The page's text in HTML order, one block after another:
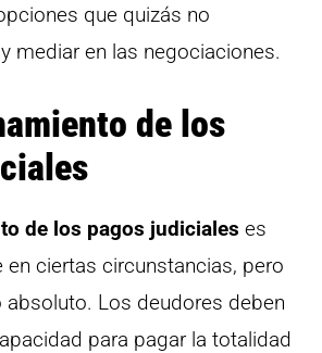
que quizás no
mediar en las negociaciones.
de los
de los pagos judiciales es
en ciertas circunstancias, pero
absoluto. Los deudores deben
para pagar la totalidad